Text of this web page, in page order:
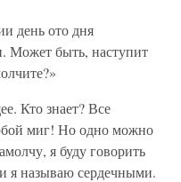
день ото дня
Может быть, наступит
Кто знает? Все
миг! Но одно можно
я буду говорить
я называю сердечными.